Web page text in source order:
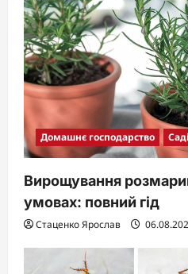
Домашнє господарство
Вирощування
умовах: повний гід
Стаценко Ярослав